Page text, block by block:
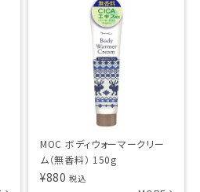
MOC ボディウォーマークリー
ム（無香料） 150g
¥880 税込